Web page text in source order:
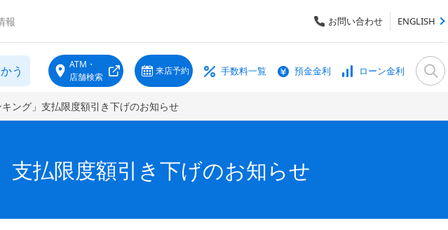
お問い合わせ ENGLISH
報
う
ATM・
店舗検索
来店予約 手数料一覧 預金金利 ローン金利
ング」支払限度額引き下げのお知らせ
支払限度額引き下げのお知らせ